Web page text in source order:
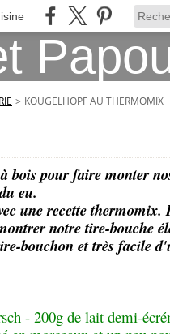
> KOUGELHOPF AU THERMOMIX
bois pour faire monter
eu.
une recette
notre tire-bouche
bouchon et très facile
- 200g de lait demi-